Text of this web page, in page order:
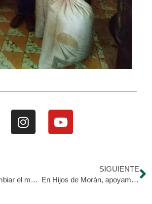
«No vamos a cambiar el mundo ayudando a un animal, pero al menos el mundo habrá cambiado para el»
SIGUIENTE
En Hijos de Morán, apoyamos el emprendimiento morandino ? Apostamos por nuestra tierra, ya que conocemos su valor y su riqueza?